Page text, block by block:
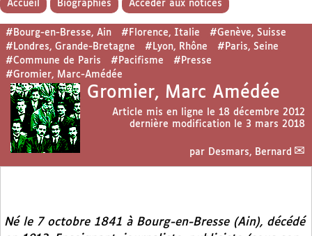
Accueil Biographies Accéder aux notices
#Bourg-en-Bresse, Ain #Florence, Italie
#Genève, Suisse
#Londres, Grande-Bretagne
#Lyon, Rhône
#Paris, Seine
#Commune de Paris
#Pacifisme
#Presse
#Gromier, Marc-Amédée
Gromier, Marc Amédée
Article mis en ligne le 18 décembre 2012
dernière modification le 3 mars 2018
par Desmars, Bernard
Né le 7 octobre 1841 à Bourg-en-Bresse (Ain), décédé